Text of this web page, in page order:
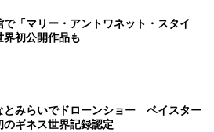
で「マリー・アントワネット・スタイ
初公開作品も
とみらいでドローンショー ベイスター
のギネス世界記録認定